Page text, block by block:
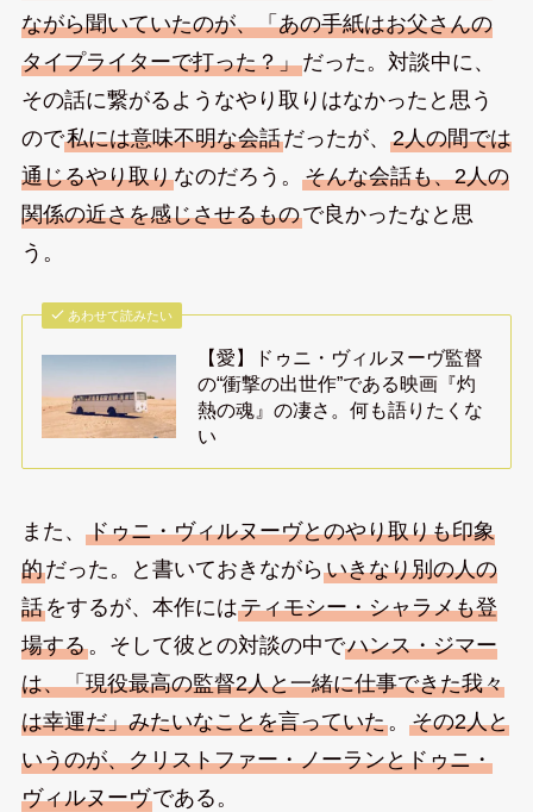
ながら聞いていたのが、「あの手紙はお父さんの
タイプライターで打った？」だった。対談中に、
その話に繋がるようなやり取りはなかったと思う
ので私には意味不明な会話だったが、 2人の間では
通じるやり取りなのだろう。 そんな会話も、2人の
関係の近さを感じさせるもので良かったなと思
う。
あわせて読みたい
【愛】ドゥニ・ヴィルヌーヴ監督
の“衝撃の出世作”である映画『灼
熱の魂』の凄さ。何も語りたくな
い
また、 ドゥニ・ヴィルヌーヴとのやり取りも印象
的だった。と書いておきながらいきなり別の人の
話をするが、本作にはティモシー・シャラメも登
場する。そして彼との対談の中でハンス・ジマー
は、「現役最高の監督2人と一緒に仕事できた我々
は幸運だ」みたいなことを言っていた。 その2人と
いうのが、クリストファー・ノーランとドゥニ・
ヴィルヌーヴである。